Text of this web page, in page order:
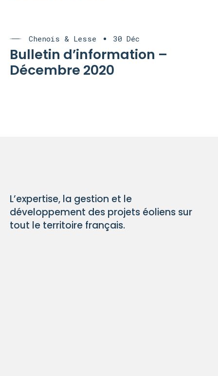
Chenois & Lesse 30 Déc
Bulletin d’information –
Décembre 2020
L’expertise, la gestion et le
développement des projets éoliens sur
tout le territoire français.